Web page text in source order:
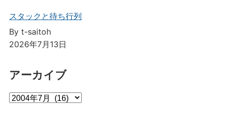
スタックと待ち行列
By t-saitoh
2026年7月13日
アーカイブ
ア